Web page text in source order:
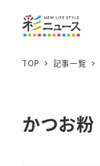
TOP 記事一覧
かつお粉